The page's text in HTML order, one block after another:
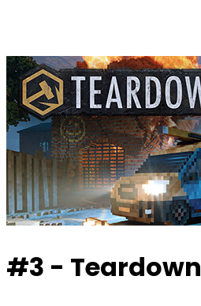
#3 - Teardown